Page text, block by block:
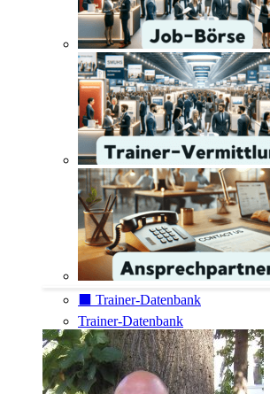
⬛️ Trainer-Datenbank
Trainer-Datenbank